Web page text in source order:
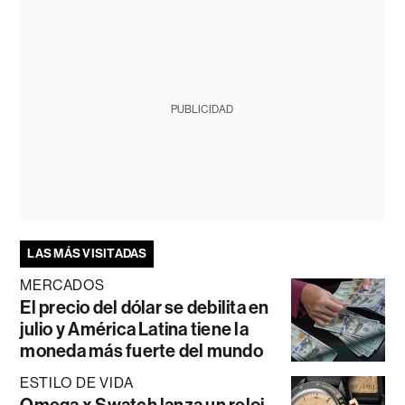
PUBLICIDAD
LAS MÁS VISITADAS
MERCADOS
El precio del dólar se debilita en
julio y América Latina tiene la
moneda más fuerte del mundo
ESTILO DE VIDA